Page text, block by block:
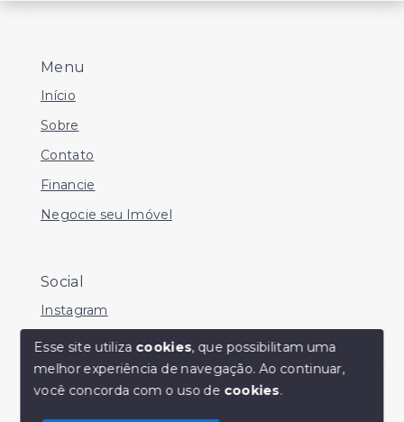
Olá! Estamos disponíveis para te ajudar.
Menu
Início
Sobre
Contato
Financie
Negocie seu Imóvel
Social
Instagram
Facebook
Youtube
Esse site utiliza cookies, que possibilitam uma
melhor experiência de navegação.Ao continuar,
você concorda com o uso de cookies.